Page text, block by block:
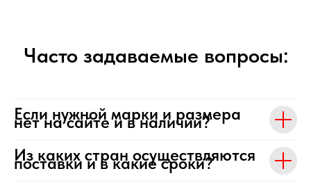
Часто задаваемые вопросы:
Если нужной марки и размера
нет на сайте и в наличии?
Из каких стран осуществляются
поставки и в какие сроки?